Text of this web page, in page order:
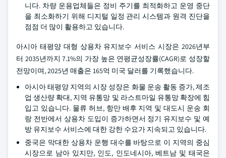
니다. 차량 운용업체들은 정비 주기를 최적화하고 운영 중단
을 최소화하기 위해 디지털 일정 관리 시스템과 원격 진단을
점점 더 많이 활용하고 있습니다.
아시아 태평양 대형 상용차 유지보수 서비스 시장은 2026년부
터 2035년까지 7.1%의 가장 높은 연평균성장률(CAGR)로 성장할
전망이며, 2025년 매출은 165억 미국 달러를 기록했습니다.
아시아 태평양 지역의 시장 성장은 화물 운송 활동 증가, 제조
업 생산량 확대, 지역 유통망 및 라스트마일 유통망 확장에 힘
입고 있습니다. 물류 허브, 항만 배후 지역 및 대도시 운송 회
랑 전반에서 상용차 도입이 증가하면서 정기 유지보수 및 예
방 유지보수 서비스에 대한 강한 수요가 지속되고 있습니다.
중국은 막대한 상용차 운행 대수를 바탕으로 이 지역의 중심
시장으로 남아 있지만, 인도, 인도네시아, 베트남 및 태국은